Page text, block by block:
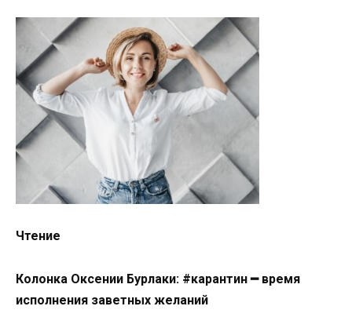
Чтение
Колонка Оксении Бурлаки: #карантин ━ время
исполнения заветных желаний